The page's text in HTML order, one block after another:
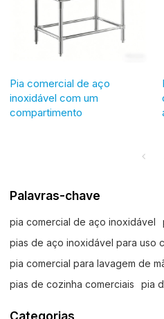
Pia comercial de aço
inoxidável com um
compartimento
Palavras-chave
pia comercial de aço inoxidável
pias de aço inoxidável para uso
pia comercial para lavagem de
pias de cozinha comerciais
pia
Categorias